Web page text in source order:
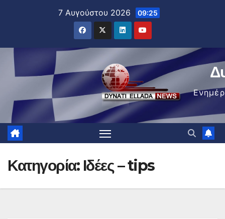
7 Αυγούστου 2026 09:25
Κατηγορία: Ιδέες – tips